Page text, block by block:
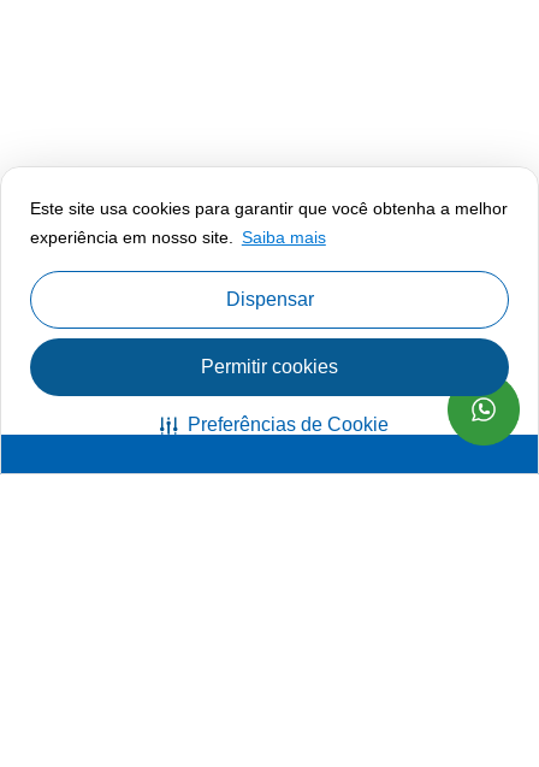
Este site usa cookies para garantir que você obtenha a melhor
experiência em nosso site. Saiba mais
Permitir cookies
Dispensar
Preferências de Cookie